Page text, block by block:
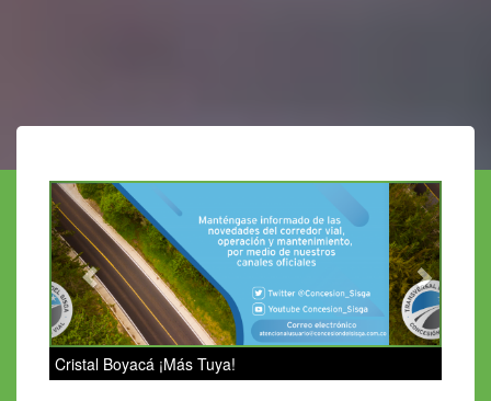
Previous Next
Cristal Boyacá ¡Más Tuya!